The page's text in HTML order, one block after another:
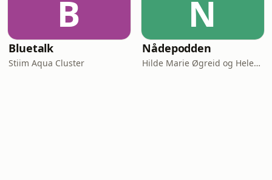
B
Bluetalk
Stiim Aqua Cluster
N
Nådepodden
Hilde Marie Øgreid og Helene Benedikte Granum-Aanestad